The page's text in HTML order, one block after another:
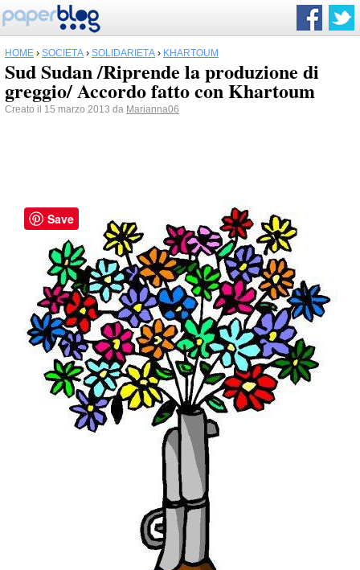
HOME › SOCIETÀ › SOLIDARIETÀ › KHARTOUM
Sud Sudan /Riprende la produzione di
greggio/ Accordo fatto con Khartoum
Creato il 15 marzo 2013 da Marianna06
Save